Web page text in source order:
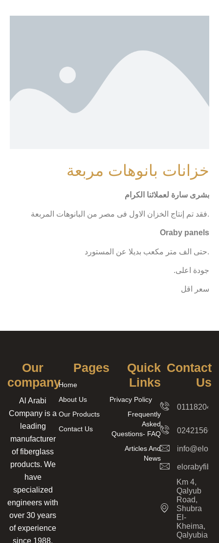
خزانات بانوهات مربعة
بشرى سارة لعملائنا الكرام
فقد تم إنتاج الخزان الاول فى مصر من البانوهات المربعة.
Oraby panels
حتى الف متر مكعب بديلا عن المستورد.
جودة اعلى.
سعر اقل
Our
company
Al Arabi
Company is a
leading
manufacturer
of fiberglass
products. We
have
specialized
engineers with
over 30 years
of experience
since 1988.
Pages
Home
About Us
Our Products
Contact Us
Quick
Links
Privacy Policy
Frequently
Asked
Questions- FAQ
Articles And
News
Contact
Us
Km 4,
Qalyub
Road,
Shubra
El-
Kheima,
Qalyubia